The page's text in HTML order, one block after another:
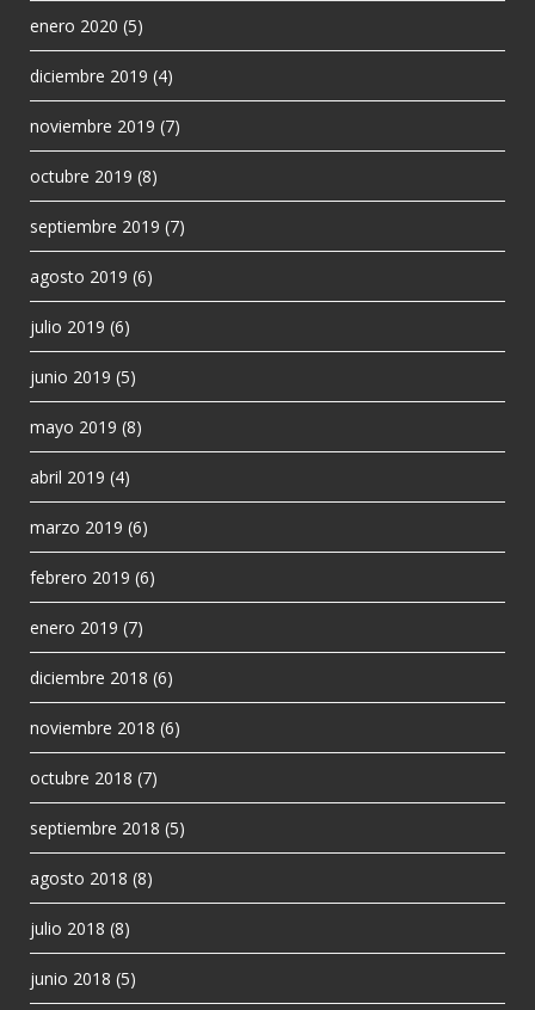
enero 2020 (5)
diciembre 2019 (4)
noviembre 2019 (7)
octubre 2019 (8)
septiembre 2019 (7)
agosto 2019 (6)
julio 2019 (6)
junio 2019 (5)
mayo 2019 (8)
abril 2019 (4)
marzo 2019 (6)
febrero 2019 (6)
enero 2019 (7)
diciembre 2018 (6)
noviembre 2018 (6)
octubre 2018 (7)
septiembre 2018 (5)
agosto 2018 (8)
julio 2018 (8)
junio 2018 (5)